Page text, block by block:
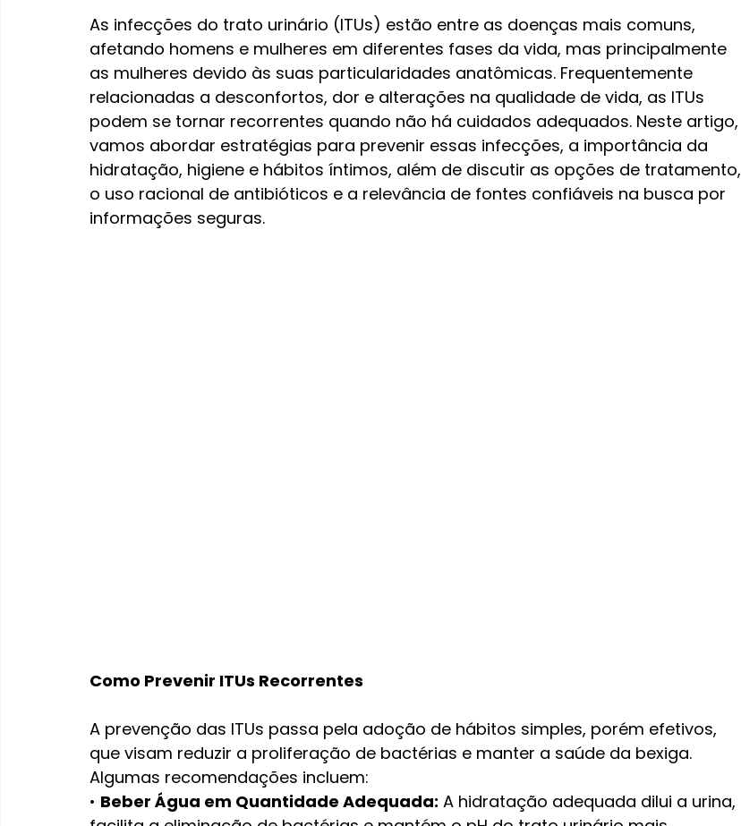
As infecções do trato urinário (ITUs) estão entre as doenças mais comuns,
afetando homens e mulheres em diferentes fases da vida, mas principalmente
as mulheres devido às suas particularidades anatômicas. Frequentemente
relacionadas a desconfortos, dor e alterações na qualidade de vida, as ITUs
podem se tornar recorrentes quando não há cuidados adequados. Neste artigo,
vamos abordar estratégias para prevenir essas infecções, a importância da
hidratação, higiene e hábitos íntimos, além de discutir as opções de tratamento,
o uso racional de antibióticos e a relevância de fontes confiáveis na busca por
informações seguras.
Como Prevenir ITUs Recorrentes
A prevenção das ITUs passa pela adoção de hábitos simples, porém efetivos,
que visam reduzir a proliferação de bactérias e manter a saúde da bexiga.
Algumas recomendações incluem:
• Beber Água em Quantidade Adequada: A hidratação adequada dilui a urina,